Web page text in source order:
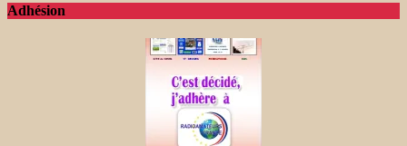
Adhésion